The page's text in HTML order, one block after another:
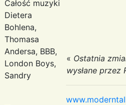
Całość muzyki
Dietera
Bohlena,
Thomasa
Andersa, BBB,
London Boys,
Sandry
« Ostatnia
wysłane przez